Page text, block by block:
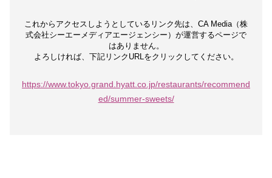
これからアクセスしようとしているリンク先は、 CA Media（株
式会社シーエーメディアエージェンシー）が運営するページで
はありません。
よろしければ、下記リンクURLをクリックしてください。
https://www.tokyo.grand.hyatt.co.jp/restaurants/recommend
ed/summer-sweets/